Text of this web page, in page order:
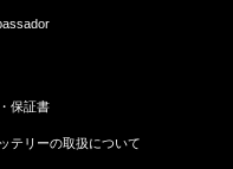
保証書
テリーの取扱について